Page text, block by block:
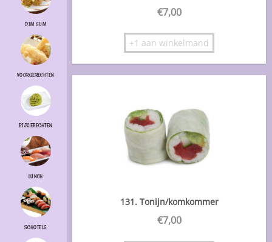
DIM SUM
VOORGERECHTEN
BIJGERECHTEN
LUNCH
SCHOTELS
€7,00
+1 aan winkelmand
131. Tonijn/komkommer
€7,00